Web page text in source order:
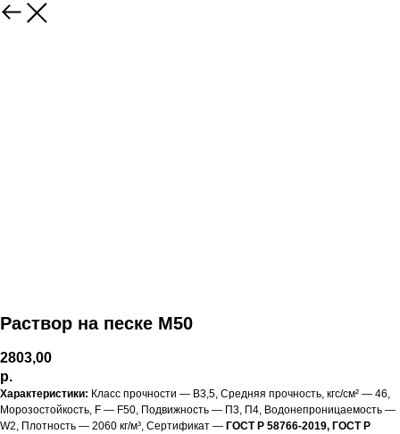
Раствор на песке М50
2803,00
р.
Характеристики: Класс прочности — B3,5, Средняя прочность, кгс/см² — 46,
Морозостойкость, F — F50, Подвижность — П3, П4, Водонепроницаемость —
W2, Плотность — 2060 кг/м³, Сертификат — ГОСТ Р 58766-2019, ГОСТ Р